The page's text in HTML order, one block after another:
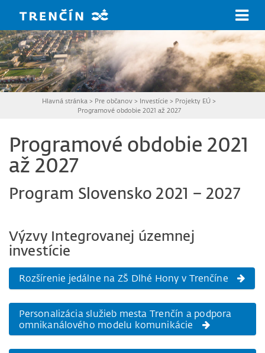
Hlavná stránka > Pre občanov > Investície > Projekty EÚ >
Programové obdobie 2021 až 2027
Programové obdobie 2021
až 2027
Program Slovensko 2021 – 2027
Výzvy Integrovanej územnej
investície
Rozšírenie jedálne na ZŠ Dlhé Hony v Trenčíne
Personalizácia služieb mesta Trenčín a podpora
omnikanálového modelu komunikácie